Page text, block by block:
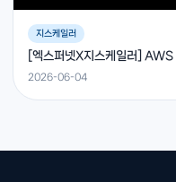
지스케일러
[엑스퍼넷X지스케일러]
2026-06-04